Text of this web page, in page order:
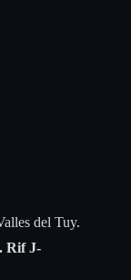
del Tuy.
Rif J-